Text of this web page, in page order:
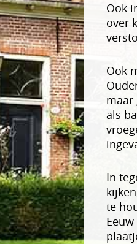
Ook
over
Ook
maar
als
In
te